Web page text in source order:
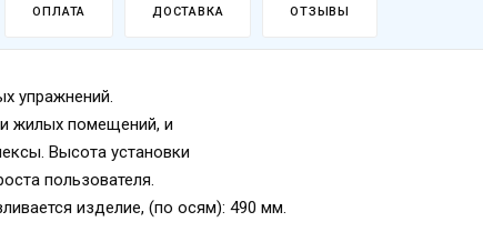
ОПЛАТА ДОСТАВКА ОТЗЫВЫ
упражнений.
жилых помещений, и
Высота установки
пользователя.
изделие, (по осям): 490 мм.